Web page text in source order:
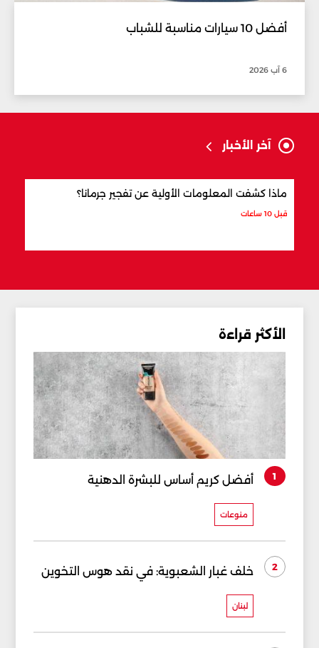
أفضل 10 سيارات مناسبة للشباب
6 آب 2026
آخر الأخبار
ماذا كشفت المعلومات الأولية عن تفجير جرمانا؟
قبل 10 ساعات
الأكثر قراءة
1 أفضل كريم أساس للبشرة الدهنية
منوعات
2 خلف غبار الشعبوية: في نقد هوس التخوين
لبنان